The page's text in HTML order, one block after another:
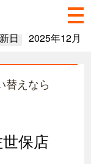
日 2025年12月
替えなら
保店